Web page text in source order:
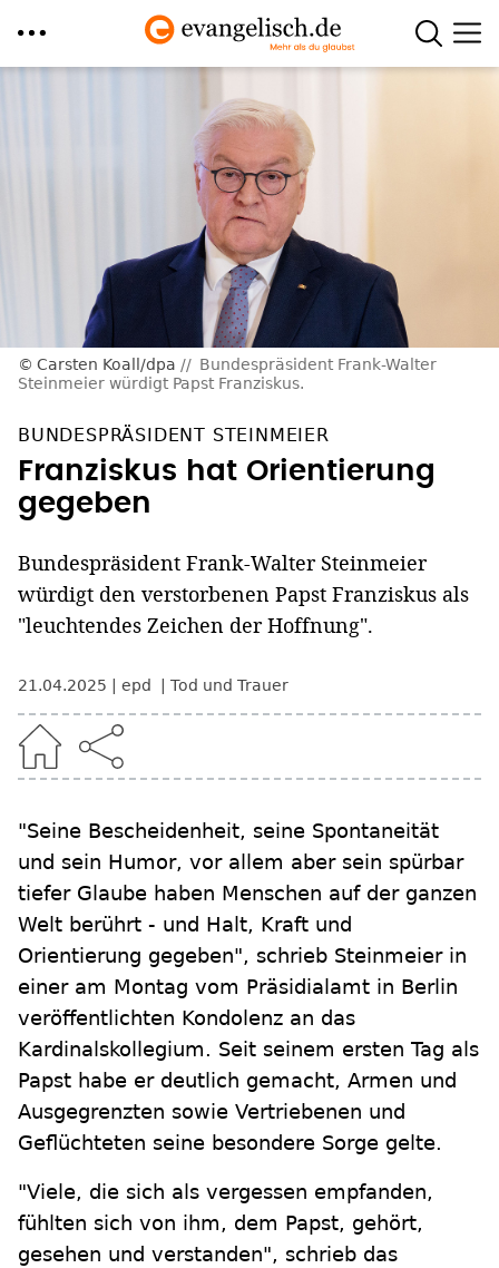
Carsten Koall/dpa
Bundespräsident Frank-Walter
Steinmeier würdigt Papst Franziskus.
BUNDESPRÄSIDENT STEINMEIER
Franziskus hat Orientierung
gegeben
Bundespräsident Frank-Walter Steinmeier
würdigt den verstorbenen Papst Franziskus als
"leuchtendes Zeichen der Hoffnung".
21.04.2025 epd Tod und Trauer
"Seine Bescheidenheit, seine Spontaneität
und sein Humor, vor allem aber sein spürbar
tiefer Glaube haben Menschen auf der ganzen
Welt berührt - und Halt, Kraft und
Orientierung gegeben", schrieb Steinmeier in
einer am Montag vom Präsidialamt in Berlin
veröffentlichten Kondolenz an das
Kardinalskollegium. Seit seinem ersten Tag als
Papst habe er deutlich gemacht, Armen und
Ausgegrenzten sowie Vertriebenen und
Geflüchteten seine besondere Sorge gelte.
"Viele, die sich als vergessen empfanden,
fühlten sich von ihm, dem Papst, gehört,
gesehen und verstanden", schrieb das